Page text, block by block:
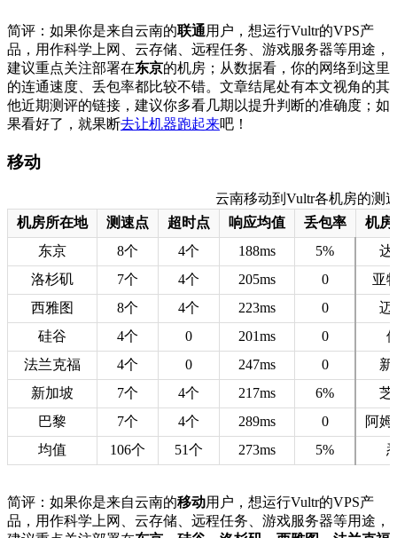
简评：如果你是来自云南的联通用户，想运行Vultr的VPS产
品，用作科学上网、云存储、远程任务、游戏服务器等用途，
建议重点关注部署在东京的机房；从数据看，你的网络到这里
的连通速度、丢包率都比较不错。文章结尾处有本文视角的其
他近期测评的链接，建议你多看几期以提升判断的准确度；如
果看好了，就果断去让机器跑起来吧！
移动
云南移动到Vultr各机房的测
机房所在地
测速点 超时点 响应均值 丢包率
机房
东京
8个 4个 188ms 5%
达
洛杉矶
7个 4个 205ms 0
亚
西雅图
8个 4个 223ms 0
迈
硅谷
4个 0 201ms 0
法兰克福
4个 0 247ms 0
新
新加坡
7个 4个 217ms 6%
芝
巴黎
7个 4个 289ms 0
阿
均值
106个 51个 273ms 5%
简评：如果你是来自云南的移动用户，想运行Vultr的VPS产
品，用作科学上网、云存储、远程任务、游戏服务器等用途，